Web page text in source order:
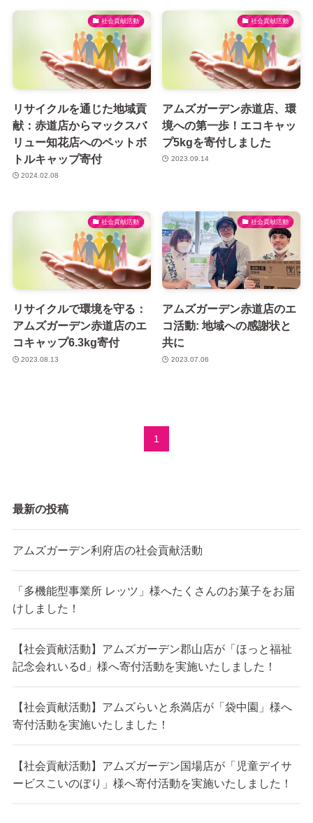
社会貢献活動
リサイクルを通じた地域貢
献：赤道店からマックスバ
リュー知花店へのペットボ
トルキャップ寄付
2024.02.08
社会貢献活動
アムズガーデン赤道店、環
境への第一歩！エコキャッ
プ5kgを寄付しました
2023.09.14
社会貢献活動
リサイクルで環境を守る：
アムズガーデン赤道店のエ
コキャップ6.3kg寄付
2023.08.13
社会貢献活動
アムズガーデン赤道店のエ
コ活動: 地域への感謝状と
共に
2023.07.06
1
最新の投稿
アムズガーデン利府店の社会貢献活動
「多機能型事業所 レッツ」様へたくさんのお菓子をお届
けしました！
【社会貢献活動】アムズガーデン郡山店が「ほっと福祉
記念会れいるd」様へ寄付活動を実施いたしました！
【社会貢献活動】アムズらいと糸満店が「袋中園」様へ
寄付活動を実施いたしました！
【社会貢献活動】アムズガーデン国場店が「児童デイサ
ービスこいのぼり」様へ寄付活動を実施いたしました！